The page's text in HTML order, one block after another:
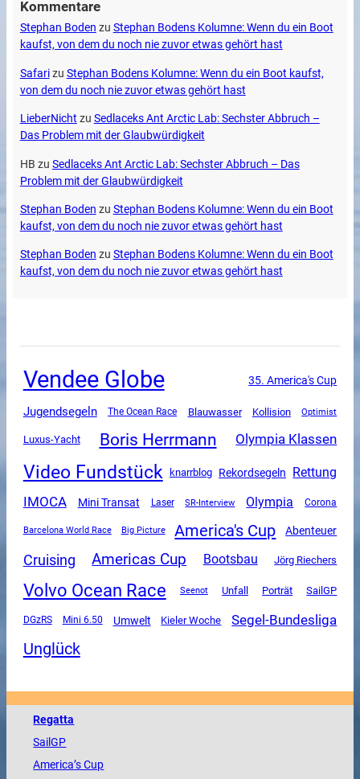
Kommentare
Stephan Boden zu Stephan Bodens Kolumne: Wenn du ein Boot
kaufst, von dem du noch nie zuvor etwas gehört hast
Safarizu Stephan Bodens Kolumne: Wenn du ein Boot kaufst,
von dem du noch nie zuvor etwas gehört hast
LieberNicht zu Sedlaceks Ant Arctic Lab: Sechster Abbruch –
Das Problem mit der Glaubwürdigkeit
HB zu Sedlaceks Ant Arctic Lab: Sechster Abbruch – Das
Problem mit der Glaubwürdigkeit
Stephan Boden zu Stephan Bodens Kolumne: Wenn du ein Boot
kaufst, von dem du noch nie zuvor etwas gehört hast
Stephan Boden zu Stephan Bodens Kolumne: Wenn du ein Boot
kaufst, von dem du noch nie zuvor etwas gehört hast
Vendee Globe 35. America's Cup
Jugendsegeln The Ocean Race Blauwasser Kollision Optimist
Luxus-Yacht Boris Herrmann Olympia Klassen
Video Fundstück knarrblog Rekordsegeln
Rettung
IMOCA
Mini Transat Laser SR-Interview Olympia Corona
Barcelona World Race Big Picture America's Cup Abenteuer
Cruising Americas Cup Bootsbau Jörg Riechers
Volvo Ocean Race Seenot Unfall Porträt SailGP
DGzRS Mini 6.50 Umwelt Kieler Woche Segel-Bundesliga
Unglück
Regatta
SailGP
America’s Cup